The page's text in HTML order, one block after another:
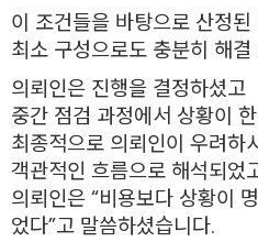
이 조건들을 바탕으로 산정
최소 구성으로도 충분히 해
의뢰인은 진행을 결정하셨고
중간 점검 과정에서 상황이
최종적으로 의뢰인이 우려하
객관적인 흐름으로 해석되었
의뢰인은 “비용보다 상황이
었다”고 말씀하셨습니다.